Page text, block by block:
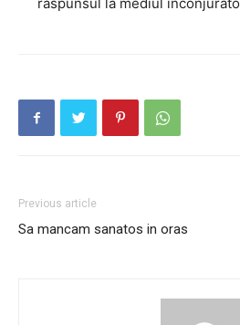
Previous article
Sa mancam sanatos in oras